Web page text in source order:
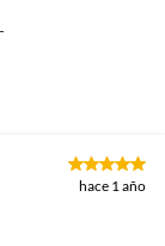
hace 1 año